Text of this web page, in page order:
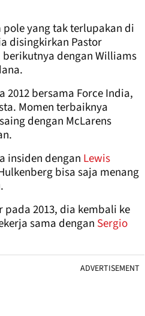
yang tak terlupakan di
disingkirkan Pastor
dengan Williams
bersama Force India,
Momen terbaiknya
dengan McLarens
insiden dengan Lewis
bisa saja menang
pada 2013, dia kembali ke
sama dengan Sergio
ADVERTISEMENT